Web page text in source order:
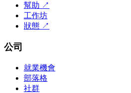
幫助 ↗
工作坊
狀態 ↗
公司
就業機會
部落格
社群